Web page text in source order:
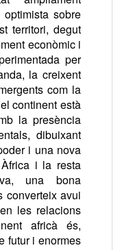
sobre
territori, degut
econòmic i
per
la creixent
com la
continent està
la presència
dibuixant
i una nova
i la resta
una bona
converteix avui
les relacions
africà és,
futur i enormes